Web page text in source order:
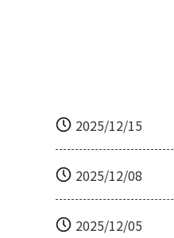
2025/12/15
2025/12/08
2025/12/05